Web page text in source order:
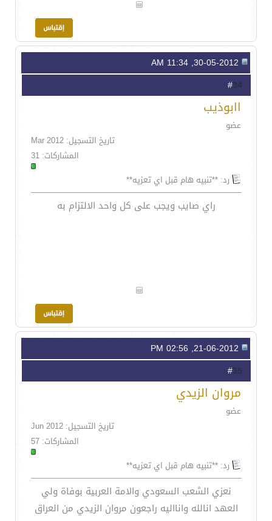
34
اابوذيب
عضو
تاريخ التسجيل: Mar 2012
المشاركات: 31
رد: **تنبيه هام قبل اي تعزيه**
راي صايب ويجب على كل واحد الالتزام به
35
مروان الزيدي
عضو
تاريخ التسجيل: Jun 2012
المشاركات: 57
رد: **تنبيه هام قبل اي تعزيه**
نعزي الشعب السعودي والامة العربية بوفاة ولي
العهد انالله وانااليه راجعون مروان الزيدي من العراق